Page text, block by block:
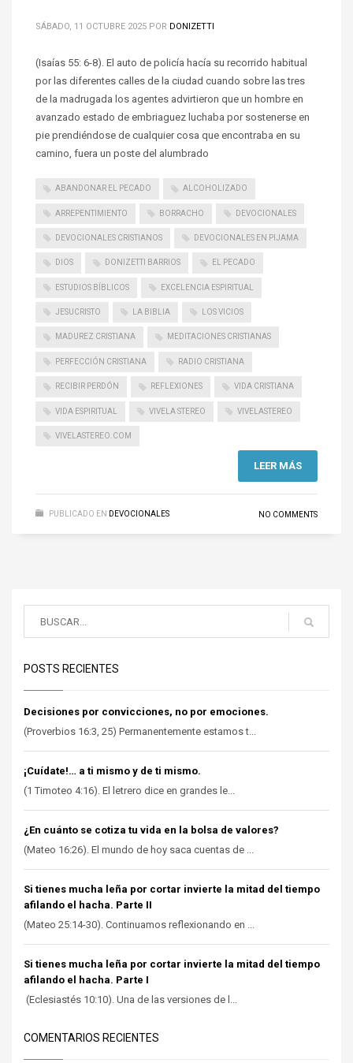
SÁBADO, 11 OCTUBRE 2025 POR DONIZETTI
(Isaías 55: 6-8). El auto de policía hacía su recorrido habitual
por las diferentes calles de la ciudad cuando sobre las tres
de la madrugada los agentes advirtieron que un hombre en
avanzado estado de embriaguez luchaba por sostenerse en
pie prendiéndose de cualquier cosa que encontraba en su
camino, fuera un poste del alumbrado
ABANDONAR EL PECADO ALCOHOLIZADO
ARREPENTIMIENTO BORRACHO DEVOCIONALES
DEVOCIONALES CRISTIANOS DEVOCIONALES EN PIJAMA
DIOS DONIZETTI BARRIOS EL PECADO
ESTUDIOS BÍBLICOS EXCELENCIA ESPIRITUAL
JESUCRISTO LA BIBLIA LOS VICIOS
MADUREZ CRISTIANA MEDITACIONES CRISTIANAS
PERFECCIÓN CRISTIANA RADIO CRISTIANA
RECIBIR PERDÓN REFLEXIONES VIDA CRISTIANA
VIDA ESPIRITUAL VIVELA STEREO VIVELASTEREO
VIVELASTEREO.COM
LEER MÁS
PUBLICADO EN DEVOCIONALES NO COMMENTS
POSTS RECIENTES
Decisiones por convicciones, no por emociones.
(Proverbios 16:3, 25) Permanentemente estamos t...
¡Cuídate!… a ti mismo y de ti mismo.
(1 Timoteo 4:16). El letrero dice en grandes le...
¿En cuánto se cotiza tu vida en la bolsa de valores?
(Mateo 16:26). El mundo de hoy saca cuentas de ...
Si tienes mucha leña por cortar invierte la mitad del tiempo
afilando el hacha. Parte II
(Mateo 25:14-30). Continuamos reflexionando en ...
Si tienes mucha leña por cortar invierte la mitad del tiempo
afilando el hacha. Parte I
(Eclesiastés 10:10). Una de las versiones de l...
COMENTARIOS RECIENTES